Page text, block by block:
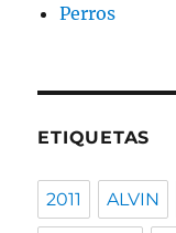
Perros
ETIQUETAS
2011 ALVIN